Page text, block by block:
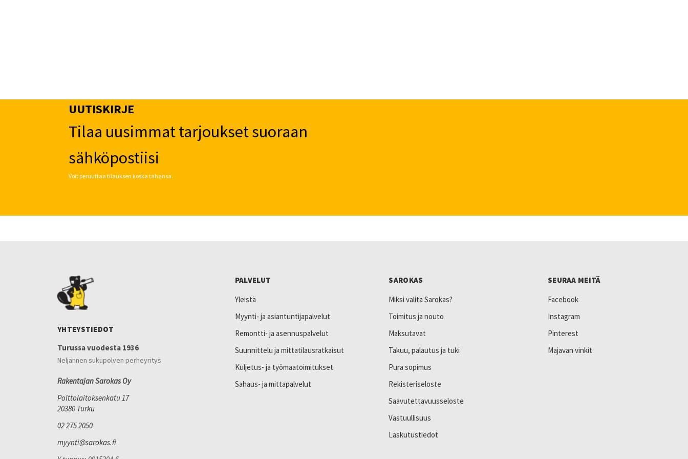
UUTISKIRJE
Tilaa uusimmat tarjoukset suoraan
sähköpostiisi
Voit peruuttaa tilauksen koska tahansa.
YHTEYSTIEDOT
Turussa vuodesta 1936
Neljännen sukupolven perheyritys
Rakentajan Sarokas Oy
Polttolaitoksenkatu 17
20380 Turku
02 275 2050
myynti@sarokas.fi
PALVELUT
Yleistä
Myynti- ja asiantuntijapalvelut
Remontti- ja asennuspalvelut
Suunnittelu ja mittatilausratkaisut
Kuljetus- ja työmaatoimitukset
Sahaus- ja mittapalvelut
SAROKAS
Miksi valita Sarokas?
Toimitus ja nouto
Maksutavat
Takuu, palautus ja tuki
Pura sopimus
Rekisteriseloste
Saavutettavuusseloste
Vastuullisuus
Laskutustiedot
SEURAA MEITÄ
Facebook
Instagram
Pinterest
Majavan vinkit